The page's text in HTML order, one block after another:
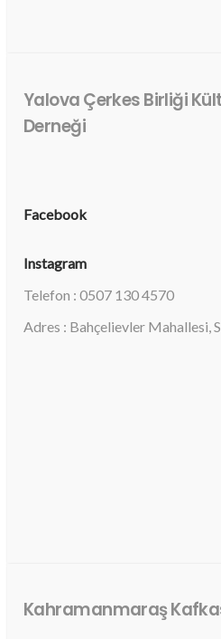
Yalova Çerkes Birliği
Derneği
Facebook
Instagram
Telefon : 0507 130 4570
Adres : Bahçelievler Mahallesi,
Kahramanmaraş